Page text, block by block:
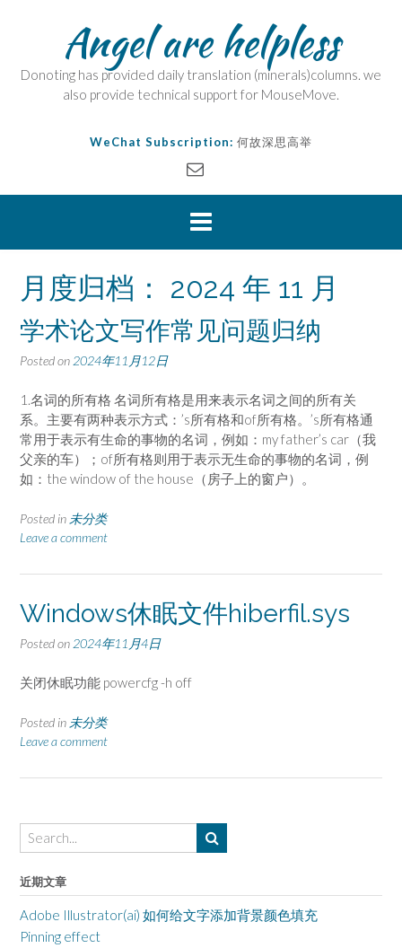
Angel are helpless
Donoting has provided daily translation (minerals)columns. we
also provide technical support for MouseMove.
WeChat Subscription: 何故深思高举
月度归档： 2024 年 11 月
学术论文写作常见问题归纳
Posted on 2024年11月12日
1.名词的所有格 名词所有格‌是用来表示名词之间的所有关
系。主要有两种表示方式：’s所有格和of所有格。’s所有格通
常用于表示有生命的事物的名词，例如：my father’s car（我
父亲的车）；of所有格则用于表示无生命的事物的名词，例
如：the window of the house（房子上的窗户）。
Posted in 未分类
Leave a comment
Windows休眠文件hiberfil.sys
Posted on 2024年11月4日
关闭休眠功能 powercfg -h off
Posted in 未分类
Leave a comment
近期文章
Adobe Illustrator(ai) 如何给文字添加背景颜色填充
Pinning effect